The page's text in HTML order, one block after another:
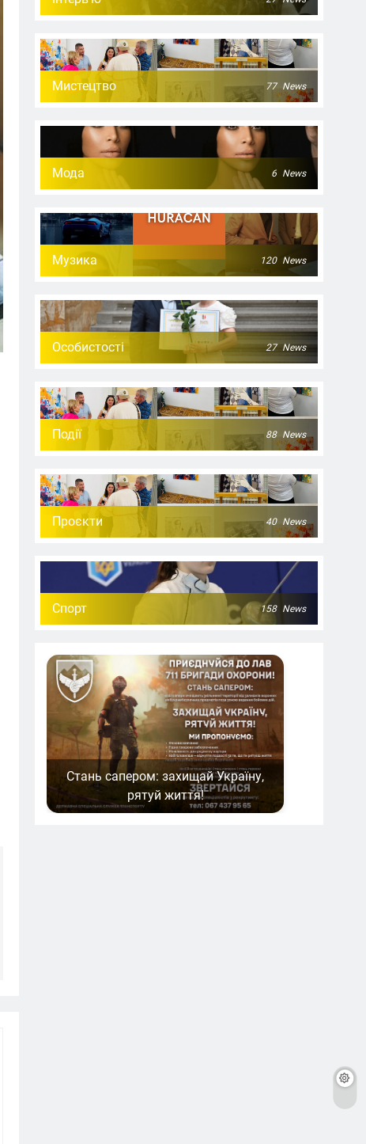
Мистецтво 77 News
Мода 6 News
Музика 120 News
Особистості 27 News
Події 88 News
Проєкти 40 News
Спорт 158 News
Стань сапером: захищай Україну,
рятуй життя!